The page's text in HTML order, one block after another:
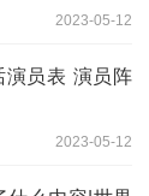
2023-05-12
演员表 演员阵
2023-05-12